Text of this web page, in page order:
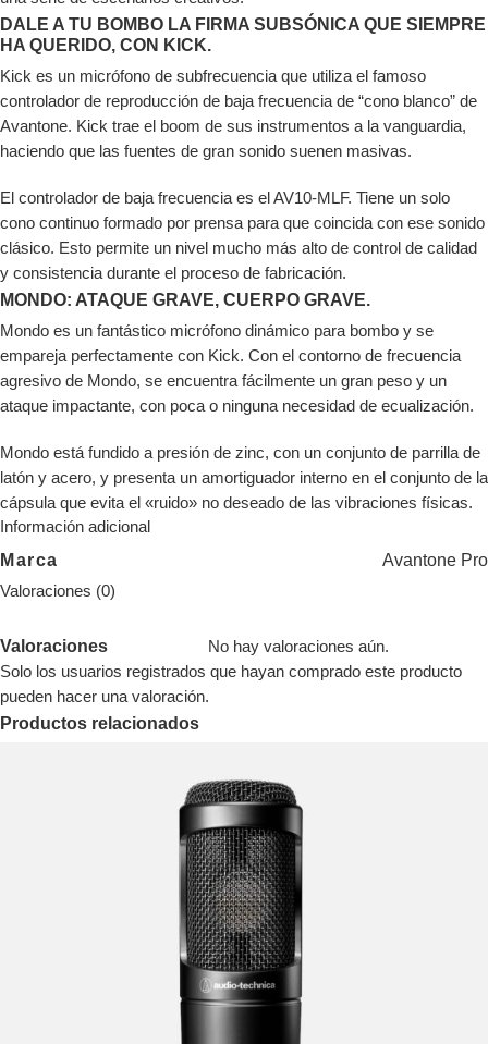
DALE A TU BOMBO LA FIRMA SUBSÓNICA QUE SIEMPRE
HA QUERIDO, CON KICK.
Kick es un micrófono de subfrecuencia que utiliza el famoso
controlador de reproducción de baja frecuencia de “cono blanco” de
Avantone. Kick trae el boom de sus instrumentos a la vanguardia,
haciendo que las fuentes de gran sonido suenen masivas.
El controlador de baja frecuencia es el AV10-MLF. Tiene un solo
cono continuo formado por prensa para que coincida con ese sonido
clásico. Esto permite un nivel mucho más alto de control de calidad
y consistencia durante el proceso de fabricación.
MONDO: ATAQUE GRAVE, CUERPO GRAVE.
Mondo es un fantástico micrófono dinámico para bombo y se
empareja perfectamente con Kick. Con el contorno de frecuencia
agresivo de Mondo, se encuentra fácilmente un gran peso y un
ataque impactante, con poca o ninguna necesidad de ecualización.
Mondo está fundido a presión de zinc, con un conjunto de parrilla de
latón y acero, y presenta un amortiguador interno en el conjunto de la
cápsula que evita el «ruido» no deseado de las vibraciones físicas.
Información adicional
Marca Avantone Pro
Valoraciones (0)
Valoraciones
No hay valoraciones aún.
Solo los usuarios registrados que hayan comprado este producto
pueden hacer una valoración.
Productos relacionados